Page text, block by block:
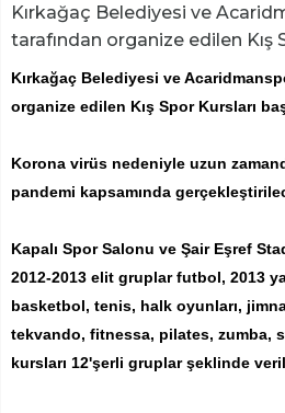
Kırkağaç Belediyesi ve
tarafından organize edilen Kış
Kırkağaç Belediyesi ve
organize edilen Kış Spor Kursları
Korona virüs nedeniyle uzun
pandemi kapsamında
Kapalı Spor Salonu ve Şair Eşref
2012-2013 elit gruplar futbol, 2013
basketbol, tenis, halk oyunları,
tekvando, fitnessa, pilates, zumba,
kursları 12'şerli gruplar şeklinde